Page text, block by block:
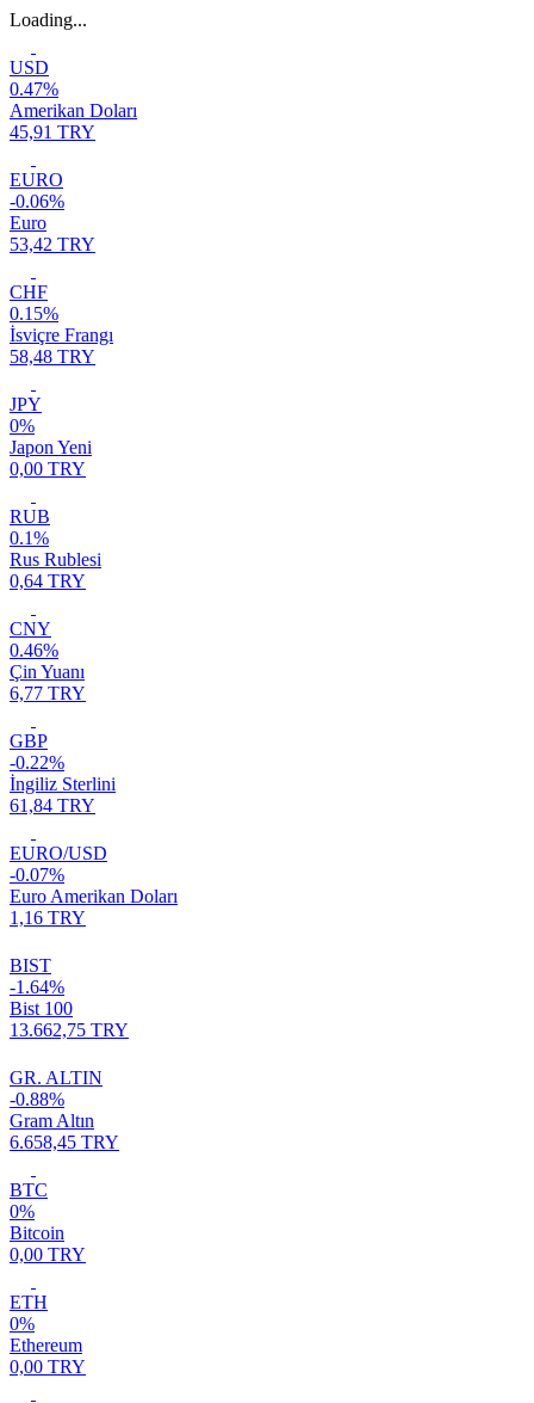
Loading...
USD
0.47%
Amerikan Doları
45,91 TRY
EURO
-0.06%
Euro
53,42 TRY
CHF
0.15%
İsviçre Frangı
58,48 TRY
JPY
0%
Japon Yeni
0,00 TRY
RUB
0.1%
Rus Rublesi
0,64 TRY
CNY
0.46%
Çin Yuanı
6,77 TRY
GBP
-0.22%
İngiliz Sterlini
61,84 TRY
EURO/USD
-0.07%
Euro Amerikan Doları
1,16 TRY
BIST
-1.64%
Bist 100
13.662,75 TRY
GR. ALTIN
-0.88%
Gram Altın
6.658,45 TRY
BTC
0%
Bitcoin
0,00 TRY
ETH
0%
Ethereum
0,00 TRY